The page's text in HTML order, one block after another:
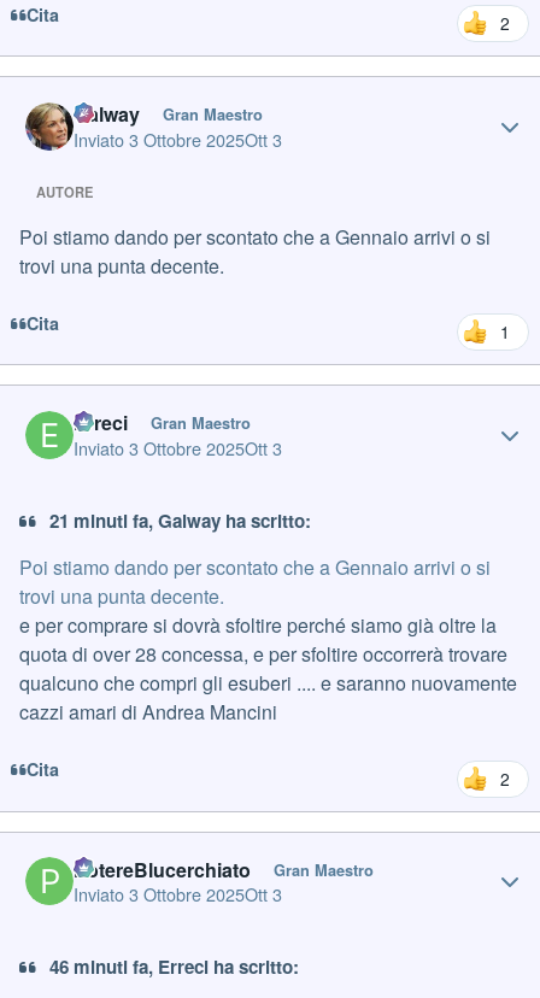
Cita 2
Galway Gran Maestro
Inviato3 Ottobre 2025Ott 3
AUTORE
Poi stiamo dando per scontato che a Gennaio arrivi o si
trovi una punta decente.
Cita 1
Erreci Gran Maestro
Inviato3 Ottobre 2025Ott 3
21 minuti fa, Galway ha scritto:
Poi stiamo dando per scontato che a Gennaio arrivi o si
trovi una punta decente.
e per comprare si dovrà sfoltire perché siamo già oltre la
quota di over 28 concessa, e per sfoltire occorrerà trovare
qualcuno che compri gli esuberi .... e saranno nuovamente
cazzi amari di Andrea Mancini
Cita 2
PotereBlucerchiato Gran Maestro
Inviato3 Ottobre 2025Ott 3
46 minuti fa, Erreci ha scritto: